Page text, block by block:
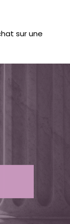
sur une